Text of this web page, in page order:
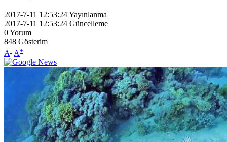
2017-7-11 12:53:24Yayınlanma
2017-7-11 12:53:24 Güncelleme
0Yorum
848 Gösterim
A- A+